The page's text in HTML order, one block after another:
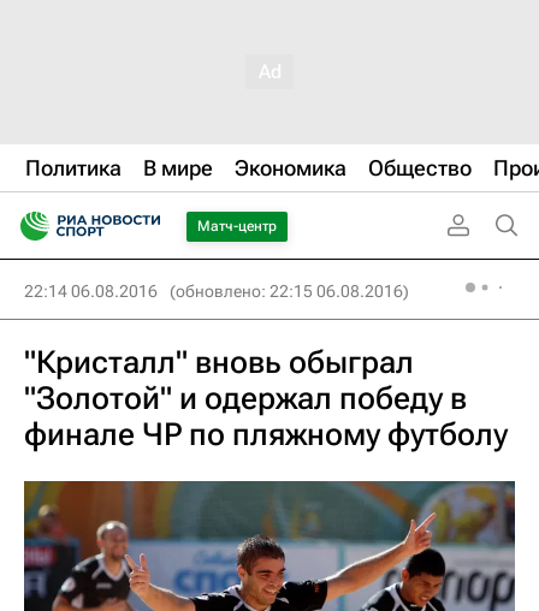
Политика В мире Экономика Общество
Матч-центр
22:14 06.08.2016 (обновлено: 22:15 06.08.2016)
"Кристалл" вновь обыграл
"Золотой" и одержал победу в
финале ЧР по пляжному футболу